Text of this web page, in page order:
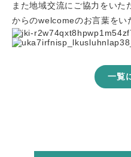
また地域交流にご協力をいた
からのwelcomeのお言葉をい
一覧